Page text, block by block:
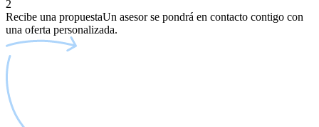
2
Recibe una propuestaUn asesor se pondrá en contacto contigo con
una oferta personalizada.